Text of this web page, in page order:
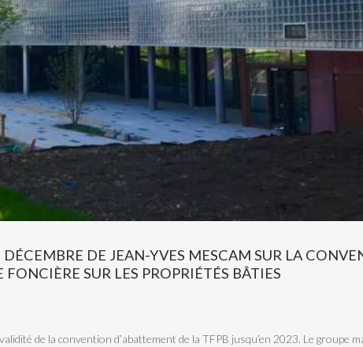
DE JEAN-YVES MESCAM SUR LA
SUR LES PROPRIÉTÉS BÂTIES
de la convention d’abattement de la TFPB jusqu’en 2023. Le groupe